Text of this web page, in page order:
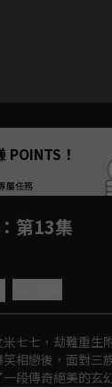
請見諒
POINTS！
屬任務
：第13集
七七，劫難重生
相戀後，面對三
段傳奇絕美的玄